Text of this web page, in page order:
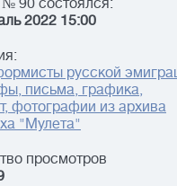
90 состоялся:
2022 15:00
русской
письма, графика,
фотографии из архива
"Мулета"
просмотров